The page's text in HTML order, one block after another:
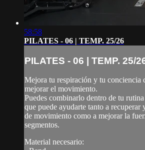
58:58
PILATES - 06 | TEMP. 25/26
PILATES - 06 | TEMP. 25/
Mejora tu respiración y tu conciencia
mejorar el movimiento.
Puedes combinarlo dentro de tu
que puede ayudarte tanto a recuperar
de movimiento como a mejorar la
segmentos.
Material necesario: